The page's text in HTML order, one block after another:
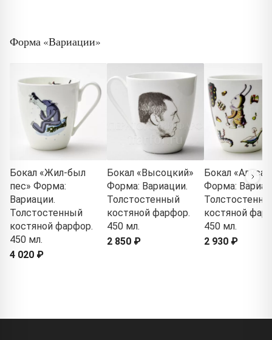
Форма «Вариации»
Бокал «Жил-был
пес» Форма:
Вариации.
Толстостенный
костяной фарфор.
450 мл.
4 020 ₽
Бокал «Высоцкий»
Форма: Вариации.
Толстостенный
костяной фарфор.
450 мл.
2 850 ₽
Бокал «Алиса»
Форма:
костяной
450 мл.
2 930 ₽